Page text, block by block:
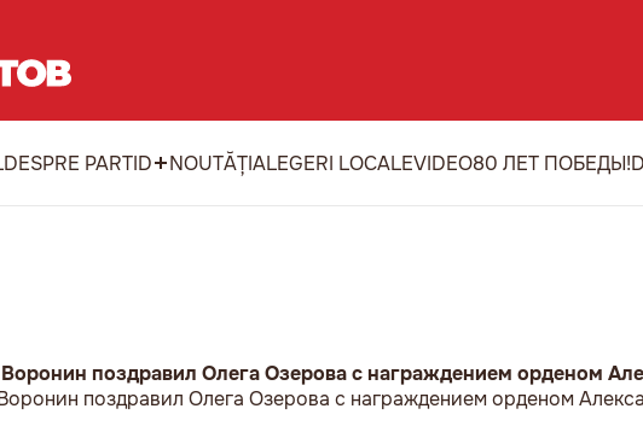
DESPRE PARTID NOUTĂȚIALEGERI LOCALEVIDEO80 ЛЕТ ПОБЕДЫ!
поздравил Олега Озерова с награждением орденом
поздравил Олега Озерова с награждением орденом